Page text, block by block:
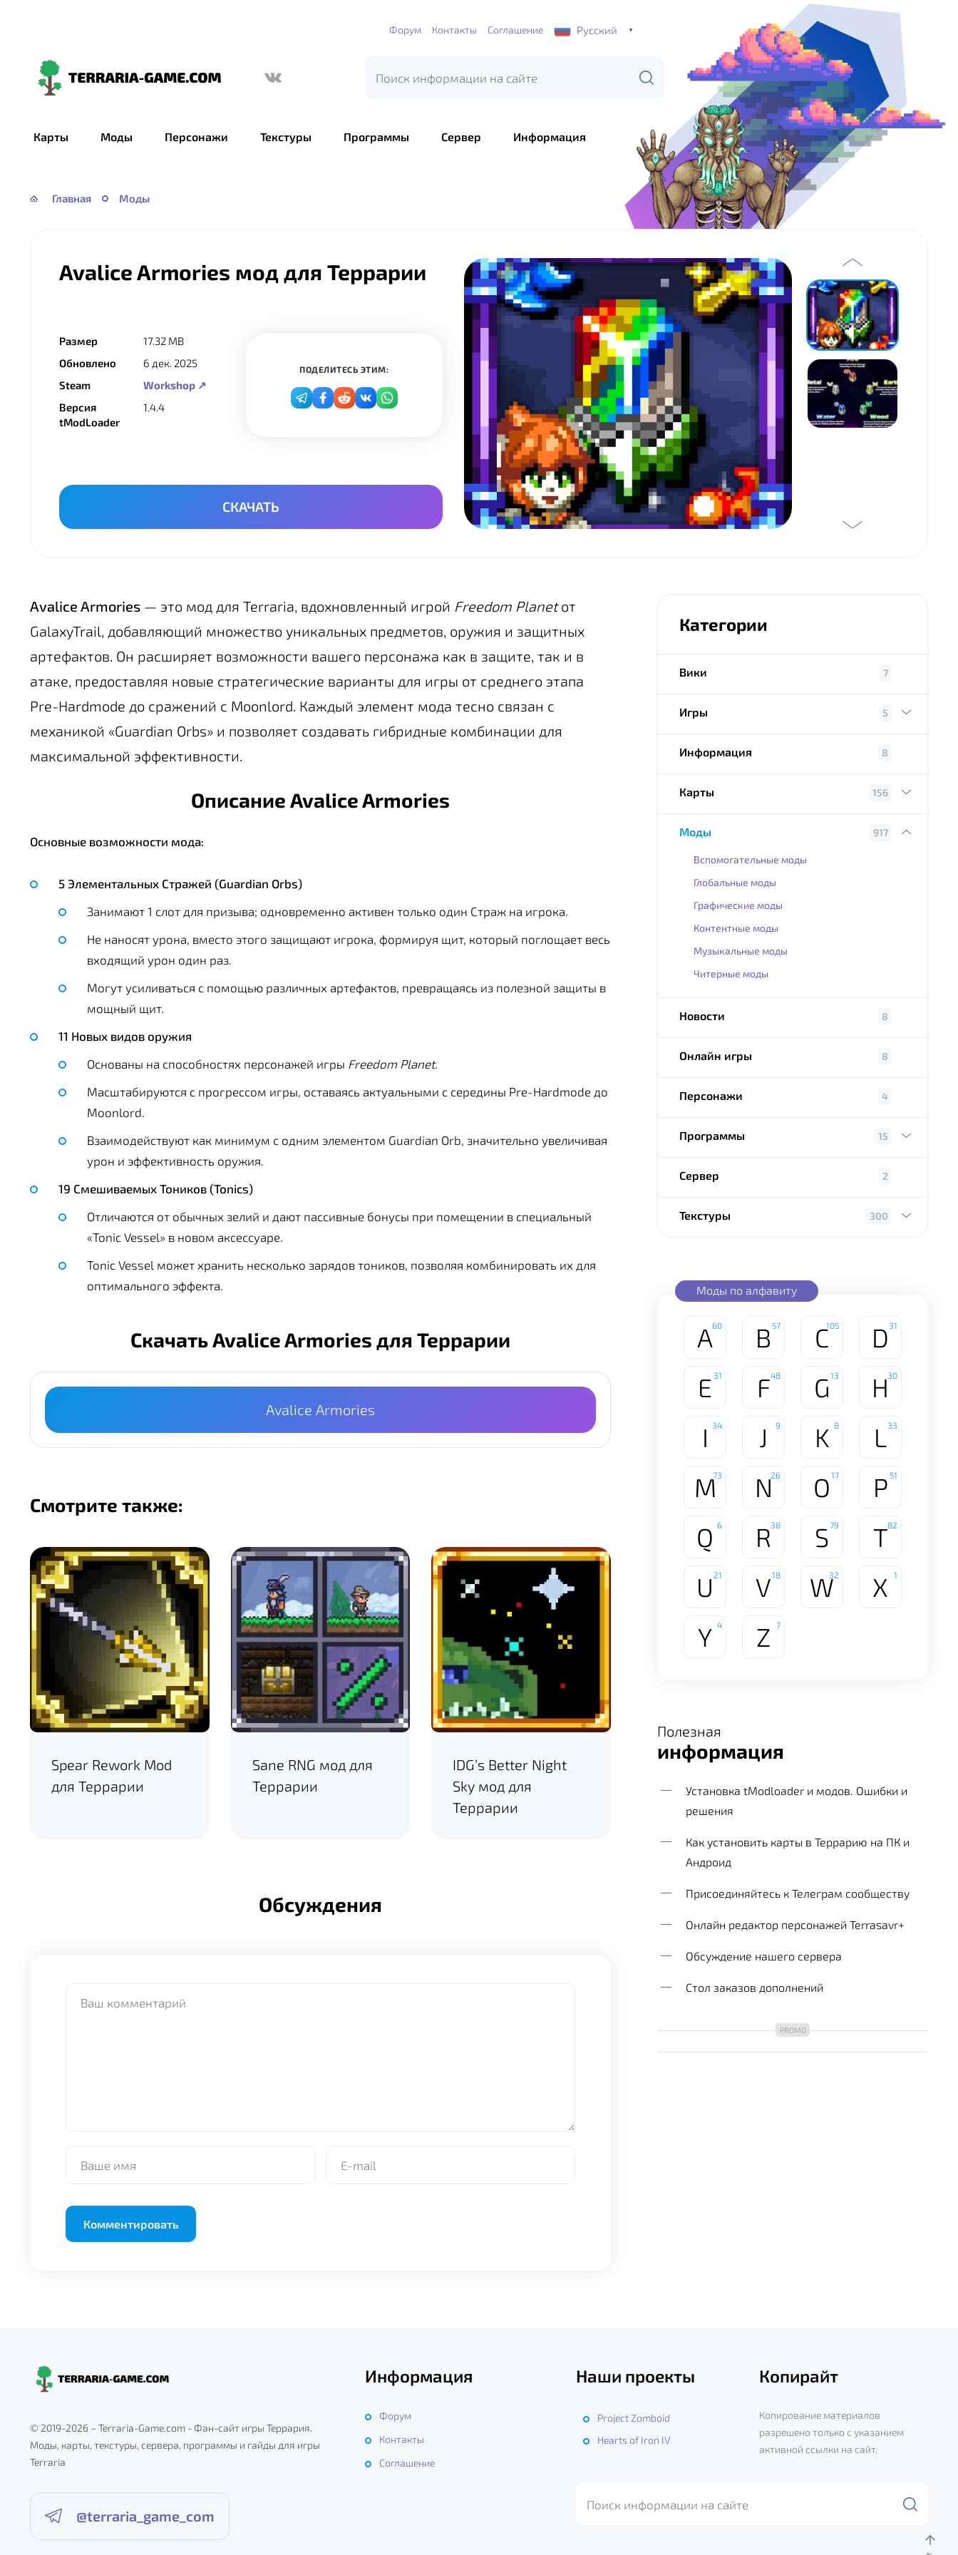
Форум Контакты Соглашение Русский ▼
Terraria-
Карты Моды Персонажи Текстуры Программы Сервер Информация
Главная Моды
Avalice Armories мод для Террарии
Размер
17.32 MB
Обновлено
6 дек. 2025
Steam
Workshop ↗
Версия
tModLoader
1.4.4
ПОДЕЛИТЕСЬ ЭТИМ:
СКАЧАТЬ
Avalice Armories — это мод для Terraria, вдохновленный игрой Freedom Planetот
GalaxyTrail, добавляющий множество уникальных предметов, оружия и защитных
артефактов. Он расширяет возможности вашего персонажа как в защите, так и в
атаке, предоставляя новые стратегические варианты для игры от среднего этапа
Pre-Hardmode до сражений с Moonlord. Каждый элемент мода тесно связан с
механикой «Guardian Orbs» и позволяет создавать гибридные комбинации для
максимальной эффективности.
Описание Avalice Armories
Основные возможности мода:
5 Элементальных Стражей (Guardian Orbs)
Занимают 1 слот для призыва; одновременно активен только один Страж на игрока.
Не наносят урона, вместо этого защищают игрока, формируя щит, который поглощает весь
входящий урон один раз.
Могут усиливаться с помощью различных артефактов, превращаясь из полезной защиты в
мощный щит.
11 Новых видов оружия
Основаны на способностях персонажей игры Freedom Planet.
Масштабируются с прогрессом игры, оставаясь актуальными с середины Pre-Hardmode до
Moonlord.
Взаимодействуют как минимум с одним элементом Guardian Orb, значительно увеличивая
урон и эффективность оружия.
19 Смешиваемых Тоников (Tonics)
Отличаются от обычных зелий и дают пассивные бонусы при помещении в специальный
«Tonic Vessel» в новом аксессуаре.
Tonic Vessel может хранить несколько зарядов тоников, позволяя комбинировать их для
оптимального эффекта.
Скачать Avalice Armories для Террарии
Avalice Armories
Смотрите также:
Spear Rework Mod
для Террарии
Sane RNG мод для
Террарии
IDG’s Better Night
Sky мод для
Террарии
Обсуждения
Категории
Вики 7
Игры 5
Информация 8
Карты 156
Моды 917
Вспомогательные моды
Глобальные моды
Графические моды
Контентные моды
Музыкальные моды
Читерные моды
Новости 8
Онлайн игры 8
Персонажи 4
Программы 15
Сервер 2
Текстуры 300
Моды по алфавиту
A60 B 57 C105 D 31
E 31 F48 G 13 H30
I 34 J 9 K 8 L 33
M73 N26 O 17 P 51
Q 6 R38 S79 T82
U 21 V18 W32 X 1
Y 4 Z 7
Полезная
информация
Установка tModloader и модов. Ошибки и
решения
Как установить карты в Террарию на ПК и
Андроид
Присоединяйтесь к Телеграм сообществу
Онлайн редактор персонажей Terrasavr+
Обсуждение нашего сервера
Стол заказов дополнений
© 2019-2026 – Terraria-Game.com - Фан-сайт игры Террария.
Моды, карты, текстуры, сервера, программы и гайды для игры
Terraria
@terraria_game_com
Информация
Форум
Контакты
Соглашение
Наши проекты
Project Zomboid
Hearts of Iron IV
Копирайт
Копирование материалов
разрешено только с указанием
активной ссылки на сайт.